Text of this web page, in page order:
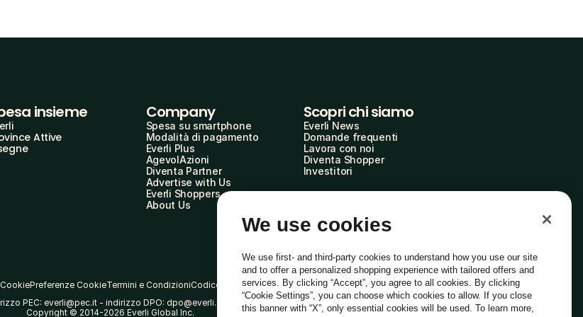
insieme
Attive
Company
Spesa su smartphone
Modalità di pagamento
Everli Plus
AgevolAzioni
Diventa Partner
Advertise with Us
Everli Shoppers
About Us
Scopri chi siamo
Everli News
Domande frequenti
Lavora con noi
Diventa Shopper
Investitori
CookiePreferenze CookieTermini e CondizioniCodice Etico
PEC: everli@pec.it - indirizzo DPO: dpo@everli.com
Copyright © 2014-2026 Everli Global Inc.
Italiano
We use cookies
We use first- and third-party cookies to understand how you use our site
and to offer a personalized shopping experience with tailored offers and
services. By clicking “Accept”, you agree to all cookies. By clicking
“Cookie Settings”, you can choose which cookies to allow. If you close
this banner with “X”, only essential cookies will be used. To learn more,